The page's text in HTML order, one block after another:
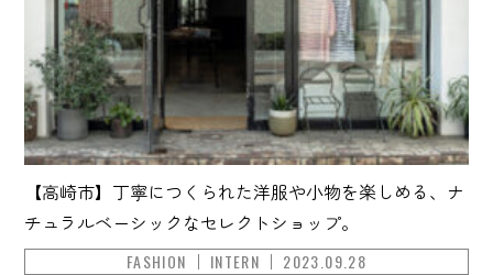
【高崎市】丁寧につくられた洋服や小物を楽しめる、ナ
チュラルベーシックなセレクトショップ。
FASHION INTERN 2023.09.28